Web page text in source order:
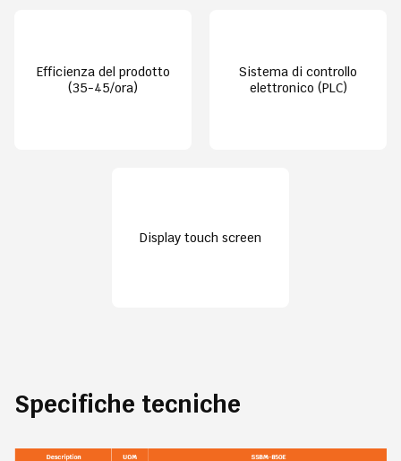
Efficienza del prodotto
(35-45/ora)
Sistema di controllo
elettronico (PLC)
Display touch screen
Specifiche tecniche